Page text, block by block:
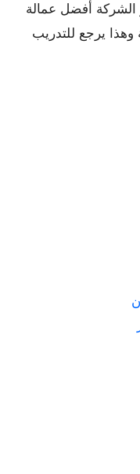
أفضل عمالة
وهذا يرجع للتدريب